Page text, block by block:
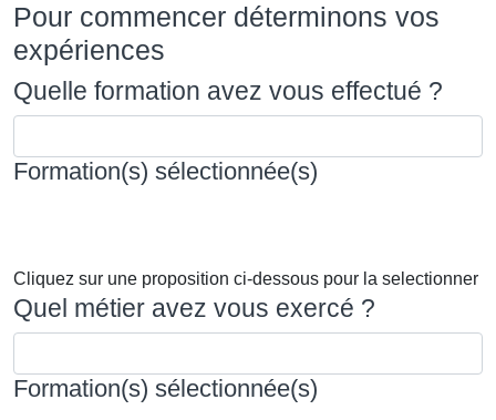
Pour commencer déterminons vos
expériences
Quelle formation avez vous effectué ?
Formation(s) sélectionnée(s)
Cliquez sur une proposition ci-dessous pour la selectionner
Quel métier avez vous exercé ?
Formation(s) sélectionnée(s)